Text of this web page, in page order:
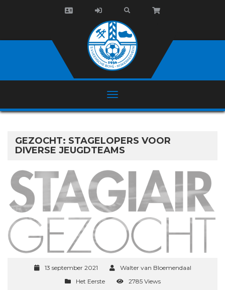
GEZOCHT: STAGELOPERS VOOR
DIVERSE JEUGDTEAMS
13 september 2021
Walter van Bloemendaal
Het Eerste
2785 Views